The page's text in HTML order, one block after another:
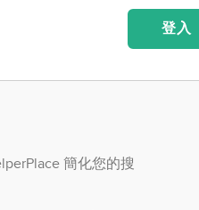
登入
簡化您的搜